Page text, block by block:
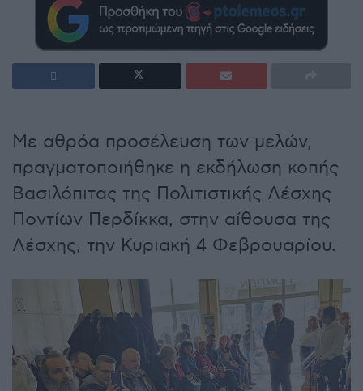
Με αθρόα προσέλευση των μελών,
πραγματοποιήθηκε η εκδήλωση κοπής
Βασιλόπιτας της Πολιτιστικής Λέσχης
Ποντίων Περδίκκα, στην αίθουσα της
Λέσχης, την Κυριακή 4 Φεβρουαρίου.